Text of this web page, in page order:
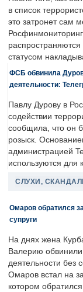
в список
это затронет сам
распространяются
статусом
ФСБ обвинила
деятельности:
Павлу Дурову в
содействии
сообщила, что он
розыск.
администрацией
используются для
СЛУХИ,
Омаров обратился
супруги
На днях жена
Валерию обвинили
деятельности без
Омаров встал на
котором